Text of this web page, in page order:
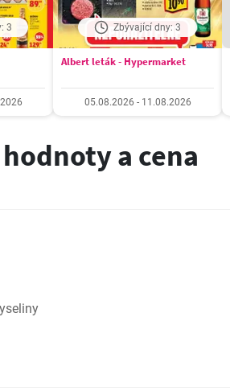
3 Zbývající dny: 3
Albert leták - Hypermarket
05.08.2026 - 11.08.2026
a cena